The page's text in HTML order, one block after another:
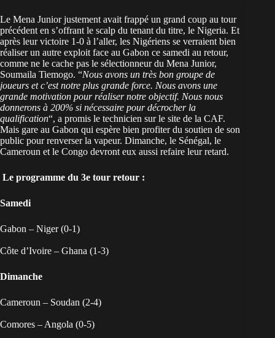
Le Mena Junior justement avait frappé un grand coup au tour
précédent en s’offrant le scalp du tenant du titre, le Nigeria. Et
après leur victoire 1-0 à l’aller, les Nigériens se verraient bien
réaliser un autre exploit face au Gabon ce samedi au retour,
comme ne le cache pas le sélectionneur du Mena Junior,
Soumaila Tiemogo. “Nous avons un très bon groupe de
joueurs et c’est notre plus grande force. Nous avons une
grande motivation pour réaliser notre objectif. Nous nous
donnerons à 200% si nécessaire pour décrocher la
qualification“, a promis le technicien sur le site de la CAF.
Mais gare au Gabon qui espère bien profiter du soutien de son
public pour renverser la vapeur. Dimanche, le Sénégal, le
Cameroun et le Congo devront eux aussi refaire leur retard.
Le programme du 3e tour retour :
Samedi
Gabon – Niger (0-1)
Côte d’Ivoire – Ghana (1-3)
Dimanche
Cameroun – Soudan (2-4)
Comores – Angola (0-5)